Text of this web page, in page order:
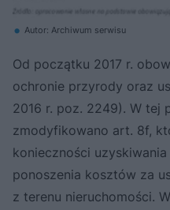
Autor: Archiwum serwisu
Od początku 2017 r.
ochronie przyrody oraz
2016 r. poz. 2249). W tej
zmodyfikowano art. 8f,
konieczności
ponoszenia kosztów za
z terenu nieruchomości.